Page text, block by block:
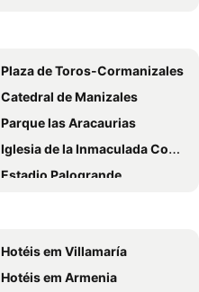
Plaza de Toros-Cormanizales
Catedral de Manizales
Parque las Aracaurias
Iglesia de la Inmaculada Concepción
Estadio Palogrande
Hotéis em Villamaría
Hotéis em Armenia